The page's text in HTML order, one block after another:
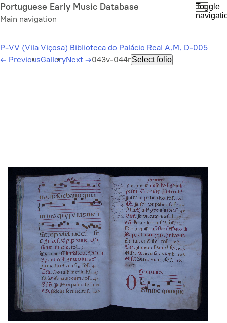
Skip
to
content
Portuguese Early Music Database
Main navigation
Toggle
P-VV (Vila Viçosa) Biblioteca do Palácio Real A.M. D-005
← PreviousGalleryNext →043v-044rSelect folio